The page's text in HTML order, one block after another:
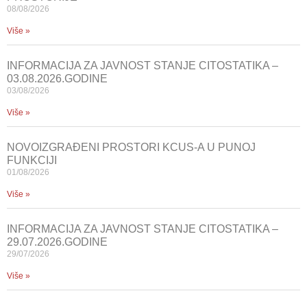
08/08/2026
Više »
INFORMACIJA ZA JAVNOST STANJE CITOSTATIKA –
03.08.2026.GODINE
03/08/2026
Više »
NOVOIZGRAĐENI PROSTORI KCUS-A U PUNOJ
FUNKCIJI
01/08/2026
Više »
INFORMACIJA ZA JAVNOST STANJE CITOSTATIKA –
29.07.2026.GODINE
29/07/2026
Više »